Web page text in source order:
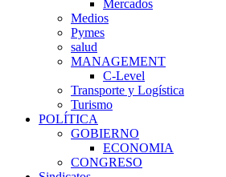
Mercados
Medios
Pymes
salud
MANAGEMENT
C-Level
Transporte y Logística
Turismo
POLÍTICA
GOBIERNO
ECONOMIA
CONGRESO